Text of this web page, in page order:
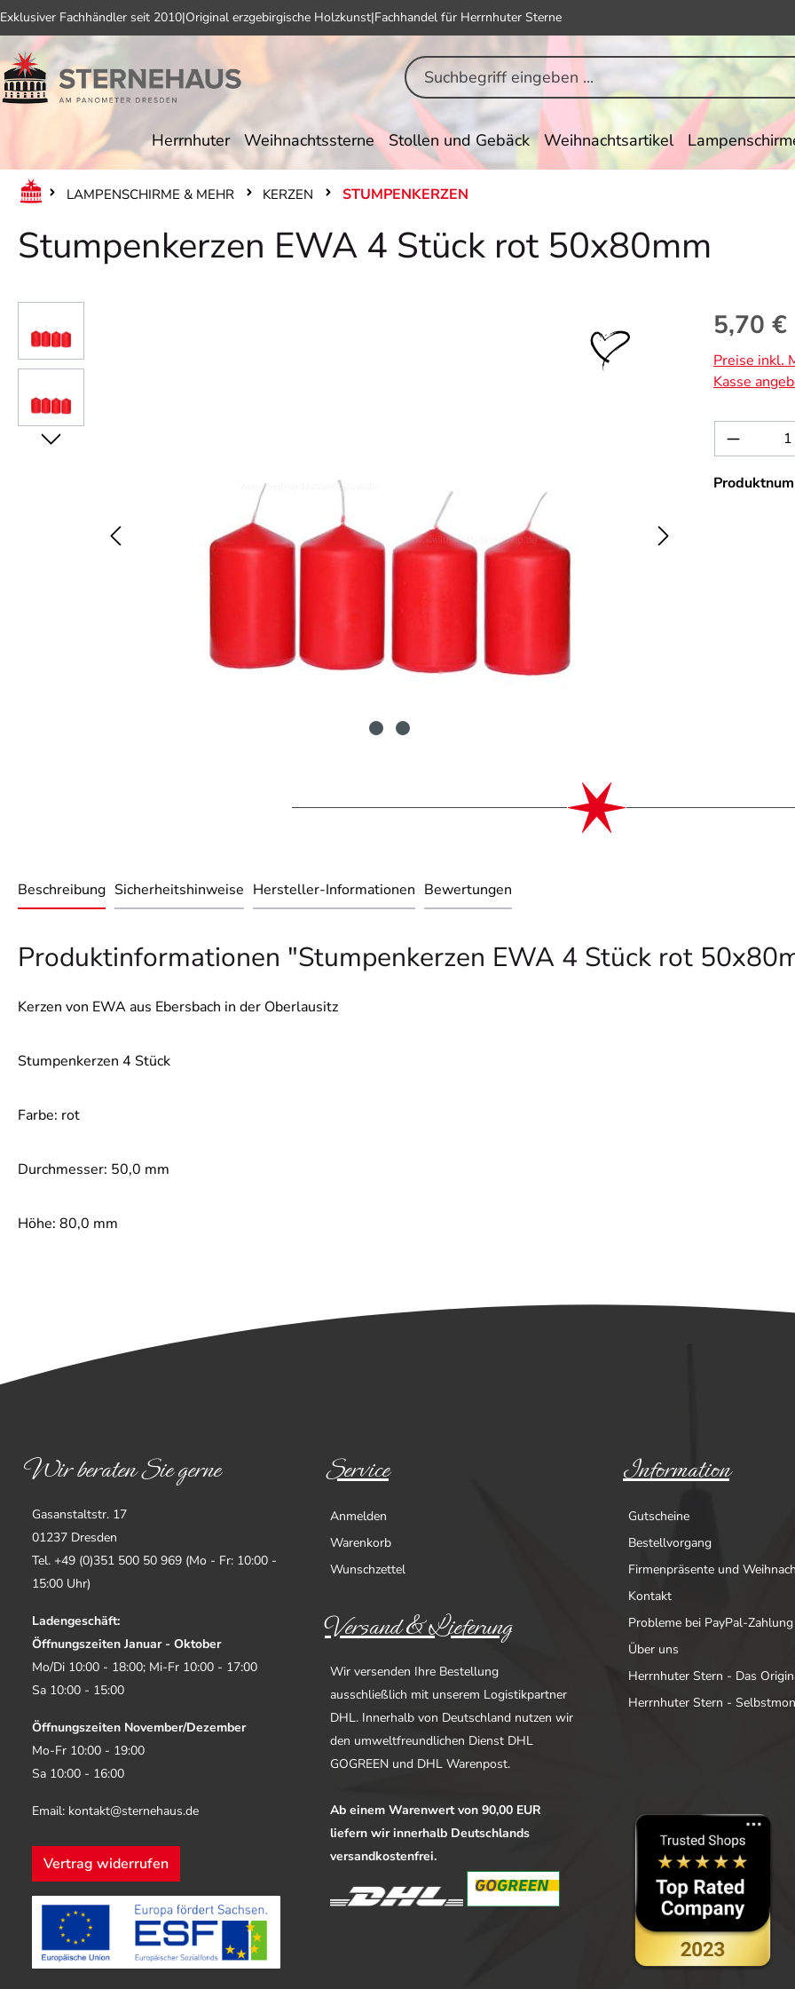
Hauptinhalt springen
Zur Suche springen
Zur Hauptnavigation springen
Exklusiver Fachhändler seit 2010|Original erzgebirgische Holzkunst|Fachhandel für Herrnhuter Sterne
Herrnhuter Weihnachtssterne Stollen und Gebäck Weihnachtsartikel
LAMPENSCHIRME & MEHR KERZEN STUMPENKERZEN
Stumpenkerzen EWA 4 Stück rot 50x80mm
Regulärer
5,70 €
Preise inkl.
Kasse
Beschreibung Sicherheitshinweise Hersteller-Informationen Bewertungen
Produktinformationen "Stumpenkerzen EWA 4 Stück rot
Kerzen von EWA aus Ebersbach in der Oberlausitz
Stumpenkerzen 4 Stück
Farbe: rot
Durchmesser: 50,0 mm
Höhe: 80,0 mm
Wir beraten Sie gerne
Gasanstaltstr. 17
01237 Dresden
Tel. +49 (0)351 500 50 969 (Mo - Fr: 10:00 -
15:00 Uhr)
Ladengeschäft:
Öffnungszeiten Januar - Oktober
Mo/Di 10:00 - 18:00; Mi-Fr 10:00 - 17:00
Sa 10:00 - 15:00
Öffnungszeiten November/Dezember
Mo-Fr 10:00 - 19:00
Sa 10:00 - 16:00
Email: kontakt@sternehaus.de
Vertrag widerrufen
Service
Anmelden
Warenkorb
Wunschzettel
Information
Gutscheine
Bestellvorgang
Firmenpräsente und
Kontakt
Probleme bei PayPal-
Über uns
Herrnhuter Stern - Das
Herrnhuter Stern -
Versand & Lieferung
Wir versenden Ihre Bestellung
ausschließlich mit unserem Logistikpartner
DHL. Innerhalb von Deutschland nutzen wir
den umweltfreundlichen Dienst DHL
GOGREEN und DHL Warenpost.
Ab einem Warenwert von 90,00 EUR
liefern wir innerhalb Deutschlands
versandkostenfrei.